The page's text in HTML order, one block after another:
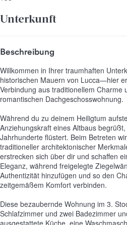
Unterkunft
Beschreibung
Willkommen in Ihrer traumhaften
historischen Mauern von Lucca—hier
Verbindung aus traditionellem Charme
romantischen Dachgeschosswohnung.
Während du zu deinem Heiligtum
Anziehungskraft eines Altbaus
Jahrhunderte flüstert. Beim Betreten
traditioneller architektonischer
erstrecken sich über dir und schaffen
Eleganz, während freigelegte
Authentizität hinzufügen und so den
zeitgemäßem Komfort verbinden.
Diese bezaubernde Wohnung im 3.
Schlafzimmer und zwei Badezimmer